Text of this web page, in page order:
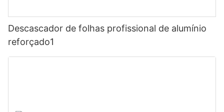
Descascador de folhas profissional de alumínio
reforçado1